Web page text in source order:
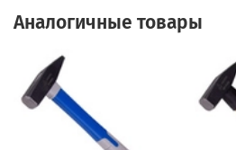
Аналогичные товары